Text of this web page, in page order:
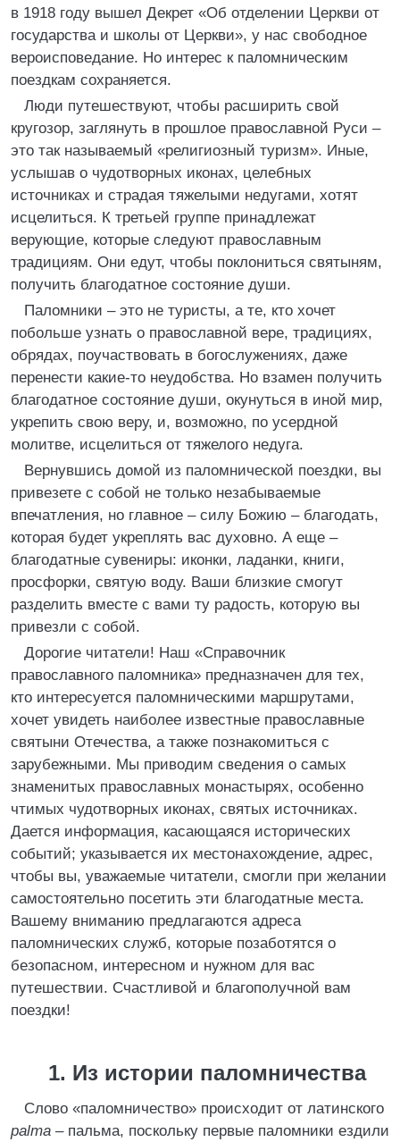
в 1918 году вышел Декрет «Об отделении Церкви от
государства и школы от Церкви», у нас свободное
вероисповедание. Но интерес к паломническим
поездкам сохраняется.
Люди путешествуют, чтобы расширить свой
кругозор, заглянуть в прошлое православной Руси –
это так называемый «религиозный туризм». Иные,
услышав о чудотворных иконах, целебных
источниках и страдая тяжелыми недугами, хотят
исцелиться. К третьей группе принадлежат
верующие, которые следуют православным
традициям. Они едут, чтобы поклониться святыням,
получить благодатное состояние души.
Паломники – это не туристы, а те, кто хочет
побольше узнать о православной вере, традициях,
обрядах, поучаствовать в богослужениях, даже
перенести какие-то неудобства. Но взамен получить
благодатное состояние души, окунуться в иной мир,
укрепить свою веру, и, возможно, по усердной
молитве, исцелиться от тяжелого недуга.
Вернувшись домой из паломнической поездки, вы
привезете с собой не только незабываемые
впечатления, но главное – силу Божию – благодать,
которая будет укреплять вас духовно. А еще –
благодатные сувениры: иконки, ладанки, книги,
просфорки, святую воду. Ваши близкие смогут
разделить вместе с вами ту радость, которую вы
привезли с собой.
Дорогие читатели! Наш «Справочник
православного паломника» предназначен для тех,
кто интересуется паломническими маршрутами,
хочет увидеть наиболее известные православные
святыни Отечества, а также познакомиться с
зарубежными. Мы приводим сведения о самых
знаменитых православных монастырях, особенно
чтимых чудотворных иконах, святых источниках.
Дается информация, касающаяся исторических
событий; указывается их местонахождение, адрес,
чтобы вы, уважаемые читатели, смогли при желании
самостоятельно посетить эти благодатные места.
Вашему вниманию предлагаются адреса
паломнических служб, которые позаботятся о
безопасном, интересном и нужном для вас
путешествии. Счастливой и благополучной вам
поездки!
1. Из истории паломничества
Слово «паломничество» происходит от латинского
palma – пальма, поскольку первые паломники ездили